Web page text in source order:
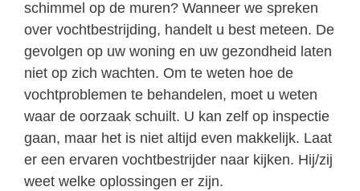
schimmel op de muren? Wanneer we spreken
over vochtbestrijding, handelt u best meteen. De
gevolgen op uw woning en uw gezondheid laten
niet op zich wachten. Om te weten hoe de
vochtproblemen te behandelen, moet u weten
waar de oorzaak schuilt. U kan zelf op inspectie
gaan, maar het is niet altijd even makkelijk. Laat
er een ervaren vochtbestrijder naar kijken. Hij/zij
weet welke oplossingen er zijn.